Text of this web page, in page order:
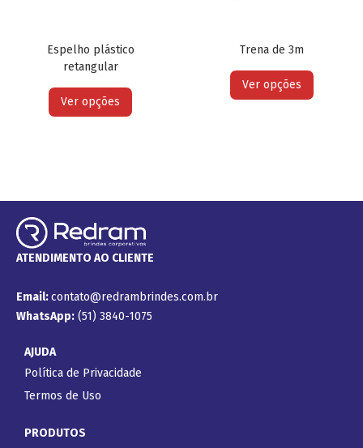
Espelho plástico
retangular
Ver opções
Trena de 3m
Ver opções
ATENDIMENTO AO CLIENTE
Email:contato@redrambrindes.com.br
WhatsApp: (51) 3840-1075
AJUDA
Política de Privacidade
Termos de Uso
PRODUTOS